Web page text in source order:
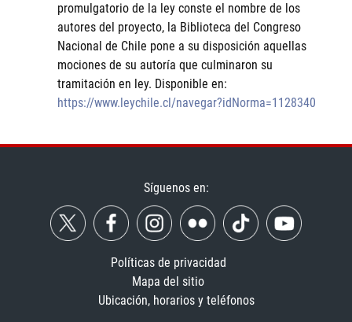
promulgatorio de la ley conste el nombre de los
autores del proyecto, la Biblioteca del Congreso
Nacional de Chile pone a su disposición aquellas
mociones de su autoría que culminaron su
tramitación en ley. Disponible en:
https://www.leychile.cl/navegar?idNorma=1128340
Síguenos en:
Políticas de privacidad
Mapa del sitio
Ubicación, horarios y teléfonos